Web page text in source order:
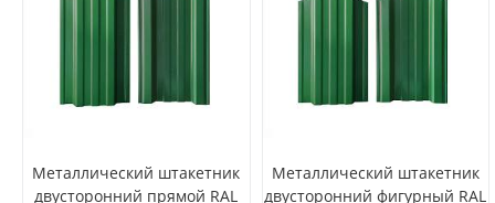
Металлический штакетник
двусторонний прямой RAL
Металлический штакетник
двусторонний фигурный RAL